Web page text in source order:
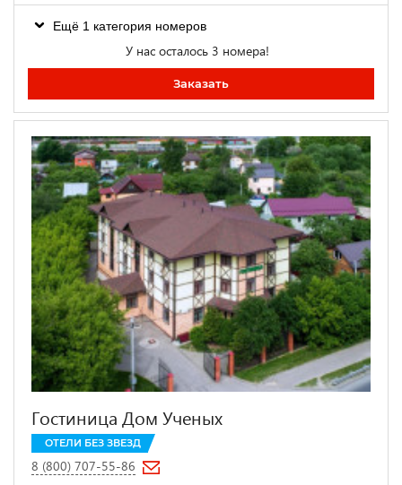
Ещё 1 категория номеров
У нас осталось 3 номера!
Заказать
Гостиница Дом Ученых
ОТЕЛИ БЕЗ ЗВЕЗД
8 (800) 707-55-86